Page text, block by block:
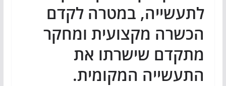
לתעשייה, במטרה לקדם
הכשרה מקצועית ומחקר
מתקדם שישרתו את
התעשייה המקומית.